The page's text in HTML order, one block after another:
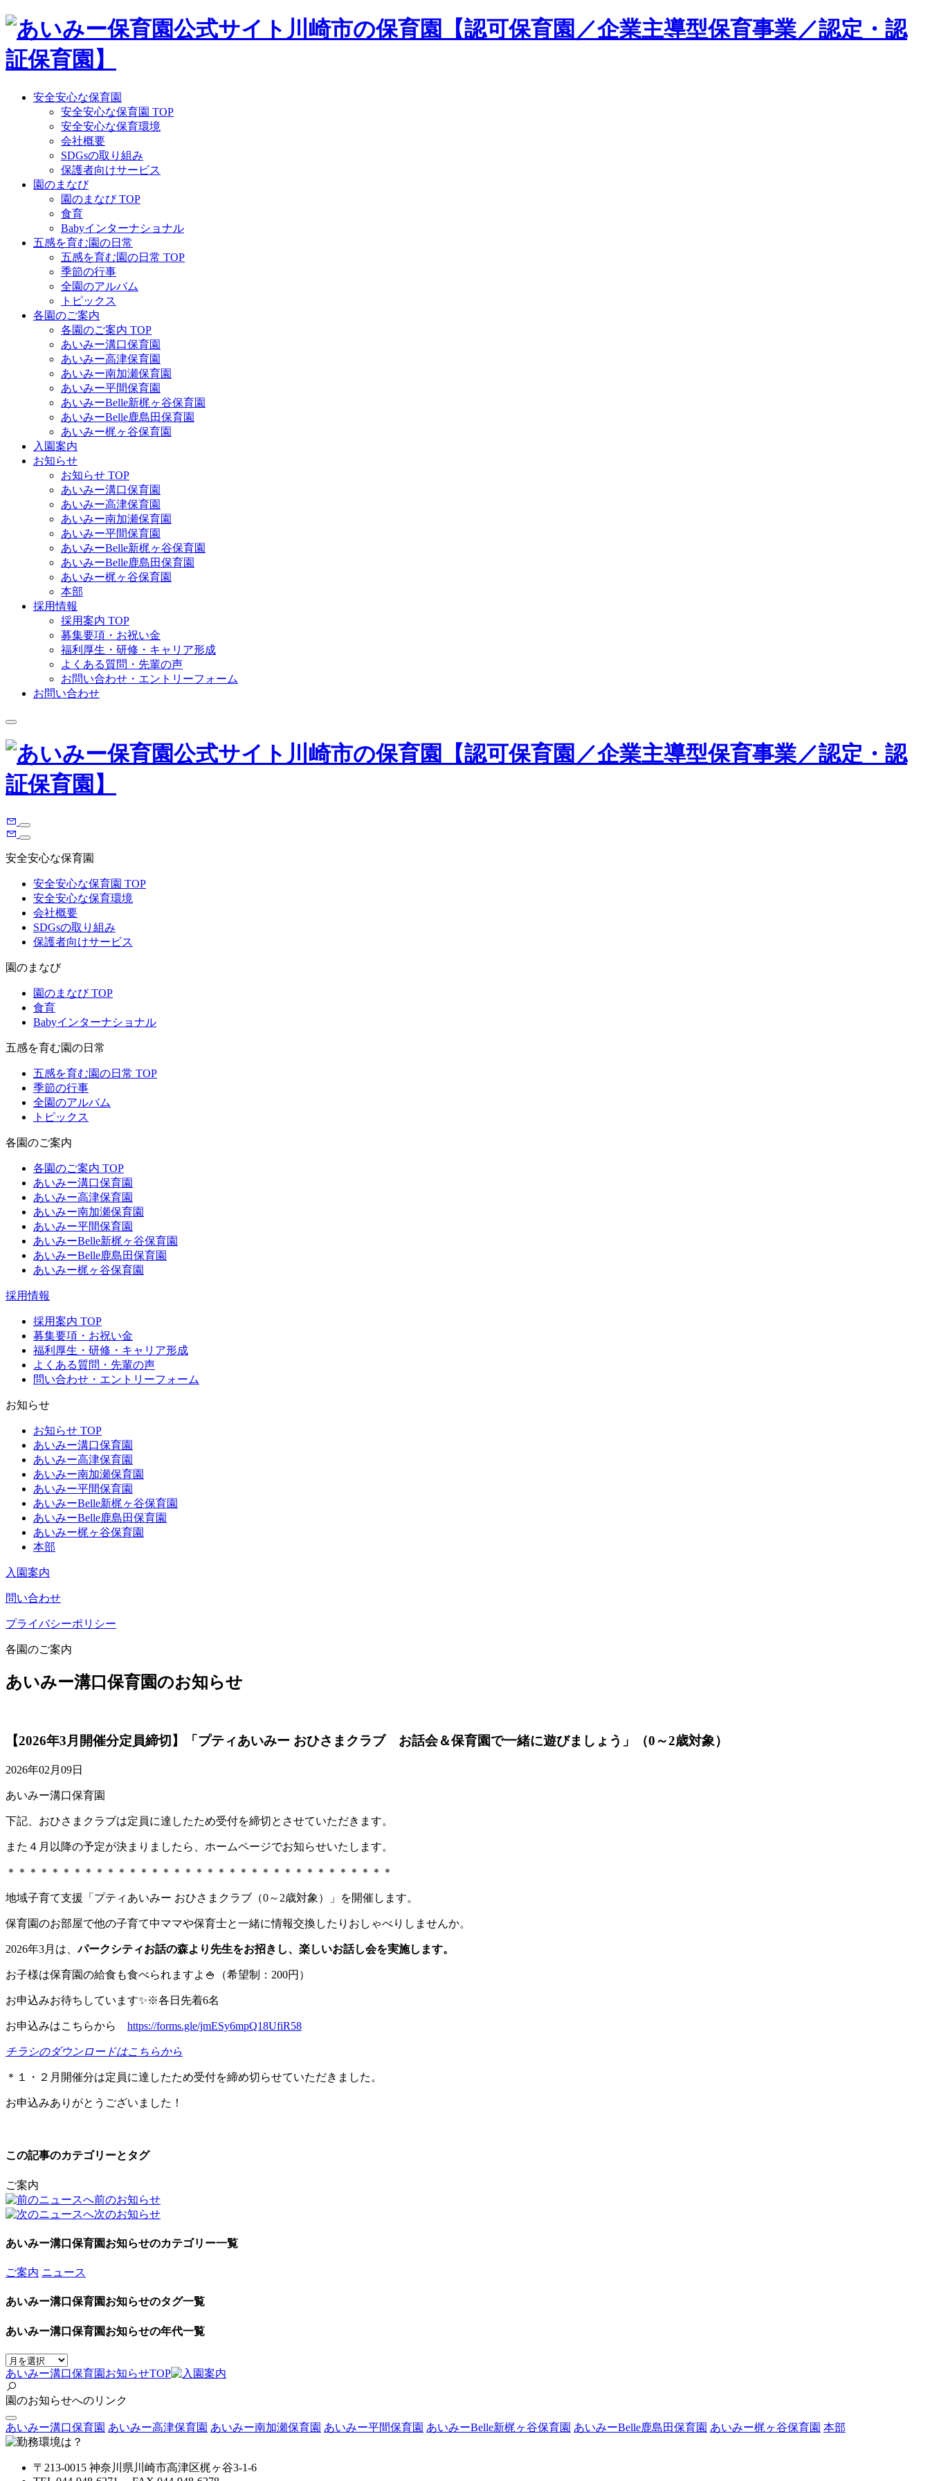
Skip
content
安全安心な保育園
安全安心な保育園 TOP
安全安心な保育環境
会社概要
SDGsの取り組み
保護者向けサービス
園のまなび
園のまなび TOP
食育
Babyインターナショナル
五感を育む園の日常
五感を育む園の日常 TOP
季節の行事
全園のアルバム
トピックス
各園のご案内
各園のご案内 TOP
あいみー溝口保育園
あいみー高津保育園
あいみー南加瀬保育園
あいみー平間保育園
あいみーBelle新梶ヶ谷保育園
あいみーBelle鹿島田保育園
あいみー梶ヶ谷保育園
入園案内
お知らせ
お知らせ TOP
あいみー溝口保育園
あいみー高津保育園
あいみー南加瀬保育園
あいみー平間保育園
あいみーBelle新梶ヶ谷保育園
あいみーBelle鹿島田保育園
あいみー梶ヶ谷保育園
本部
採用情報
採用案内 TOP
募集要項・お祝い金
福利厚生・研修・キャリア形成
よくある質問・先輩の声
お問い合わせ・エントリーフォーム
お問い合わせ
安全安心な保育園
安全安心な保育園 TOP
安全安心な保育環境
会社概要
SDGsの取り組み
保護者向けサービス
園のまなび
園のまなび TOP
食育
Babyインターナショナル
五感を育む園の日常
五感を育む園の日常 TOP
季節の行事
全園のアルバム
トピックス
各園のご案内
各園のご案内 TOP
あいみー溝口保育園
あいみー高津保育園
あいみー南加瀬保育園
あいみー平間保育園
あいみーBelle新梶ヶ谷保育園
あいみーBelle鹿島田保育園
あいみー梶ヶ谷保育園
採用情報
採用案内 TOP
募集要項・お祝い金
福利厚生・研修・キャリア形成
よくある質問・先輩の声
問い合わせ・エントリーフォーム
お知らせ
お知らせ TOP
あいみー溝口保育園
あいみー高津保育園
あいみー南加瀬保育園
あいみー平間保育園
あいみーBelle新梶ヶ谷保育園
あいみーBelle鹿島田保育園
あいみー梶ヶ谷保育園
本部
入園案内
問い合わせ
プライバシーポリシー
各園のご案内
あいみー溝口保育園のお知らせ
【2026年3月開催分定員締切】「プティあいみー おひさまクラブ お話会＆保育園で一緒に遊びましょう」（0～2歳対象）
2026年02月09日
あいみー溝口保育園
下記、おひさまクラブは定員に達したため受付を締切とさせていただきます。
また４月以降の予定が決まりましたら、ホームページでお知らせいたします。
＊＊＊＊＊＊＊＊＊＊＊＊＊＊＊＊＊＊＊＊＊＊＊＊＊＊＊＊＊＊＊＊＊＊＊
地域子育て支援「プティあいみー おひさまクラブ（0～2歳対象）」を開催します。
保育園のお部屋で他の子育て中ママや保育士と一緒に情報交換したりおしゃべりしませんか。
2026年3月は、パークシティお話の森より先生をお招きし、楽しいお話し会を実施します。
お子様は保育園の給食も食べられますよ🍚（希望制：200円）
お申込みお待ちしています✨※各日先着6名
お申込みはこちらから https://forms.gle/jmESy6mpQ18UfiR58
チラシのダウンロードはこちらから
＊１・２月開催分は定員に達したため受付を締め切らせていただきました。
お申込みありがとうございました！
この記事のカテゴリーとタグ
ご案内
前のお知らせ
次のお知らせ
あいみー溝口保育園お知らせのカテゴリー一覧
ご案内 ニュース
あいみー溝口保育園お知らせのタグ一覧
あいみー溝口保育園お知らせの年代一覧
あいみー溝口保育園お知らせTOP
園のお知らせへのリンク
あいみー溝口保育園 あいみー高津保育園 あいみー南加瀬保育園 あいみー平間保育園 あいみーBelle新梶ヶ谷保育園 あいみーBelle鹿島田保育園 あいみー梶ヶ谷保育園 本部
〒213-0015 神奈川県川崎市高津区梶ヶ谷3-1-6